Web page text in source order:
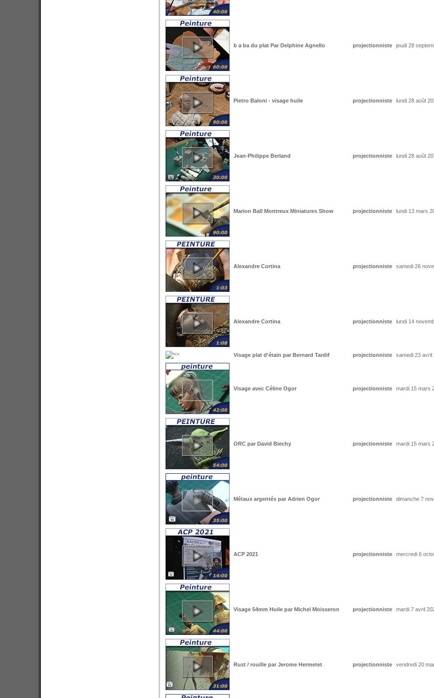
b a ba du plat Par Delphine Agnello projectionniste jeudi 28
Pietro Baloni - visage huile projectionniste lundi 28 août
Jean-Philippe Berland projectionniste lundi 28 août
Marion Ball Montreux Miniatures Show projectionniste lundi 13 mars
Alexandre Cortina projectionniste samedi 26
Alexandre Cortina projectionniste lundi 14
Visage plat d'étain par Bernard Tardif projectionniste samedi 23 avril
Visage avec Céline Ogor projectionniste mardi 15 mars
ORC par David Biechy projectionniste mardi 15 mars
Métaux argentés par Adrien Ogor projectionniste dimanche 7
ACP 2021 projectionniste mercredi 6
Visage 54mm Huile par Michel Moisseron projectionniste mardi 7 avril
Rust / rouille par Jerome Hermetet projectionniste vendredi 20